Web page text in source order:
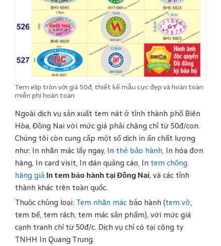
Tem elip tròn với giá 50đ, thiết kế mẫu cực đẹp và hoàn toàn
miễn phí hoàn toàn
Ngoài dịch vụ sản xuất tem nát ở tỉnh thành phố Biên
Hòa, Đồng Nai với mức giá phải chăng chỉ từ 50đ/con.
Chúng tôi còn cung cấp một số dịch in ấn chất lượng
như: In nhãn mác lấy ngay, In thẻ bảo hành, In hóa đơn
hàng, In card visit, In dán quảng cáo, In tem chống
hàng giả In tem bảo hành tại Đồng Nai, và các tỉnh
thành khác trên toàn quốc.
Thuộc chủng loại: Tem nhãn mác bảo hành (tem vỡ,
tem bể, tem rách, tem mác sản phẩm), với mức giá
cạnh tranh chỉ từ 50đ/c. Dịch vụ chỉ có tại công ty
TNHH In Quang Trung.